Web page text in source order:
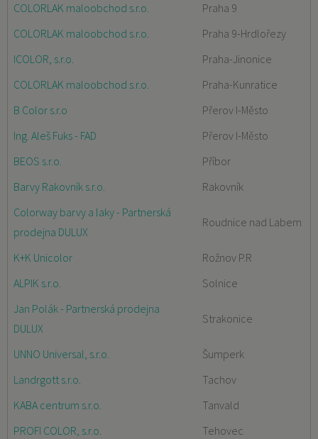
COLORLAK maloobchod s.r.o.
Praha 9
COLORLAK maloobchod s.r.o.
Praha 9-Hrdlořezy
ICOLOR, s.r.o.
Praha-Jinonice
COLORLAK maloobchod s.r.o.
Praha-Kunratice
B Color s.r.o
Přerov I-Město
Ing. Aleš Fuks - FAD
Přerov I-Město
BEOS s.r.o.
Příbor
Barvy Rakovník s.r.o.
Rakovník
Colorway barvy a laky - Partnerská
prodejna DULUX
Roudnice nad Labem
K+K Unicolor
Rožnov P.R
ALPIK s.r.o.
Solnice
Jan Polák - Partnerská prodejna
DULUX
Strakonice
UNNO Universal, s.r.o.
Šumperk
Landrgott s.r.o.
Tachov
KABA centrum s.r.o.
Tanvald
PROFI COLOR, s.r.o.
Tehovec